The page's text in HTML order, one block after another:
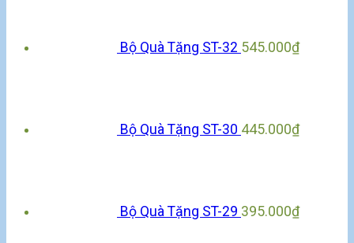
Bộ Quà Tặng ST-32 545.000₫
Bộ Quà Tặng ST-30 445.000₫
Bộ Quà Tặng ST-29 395.000₫